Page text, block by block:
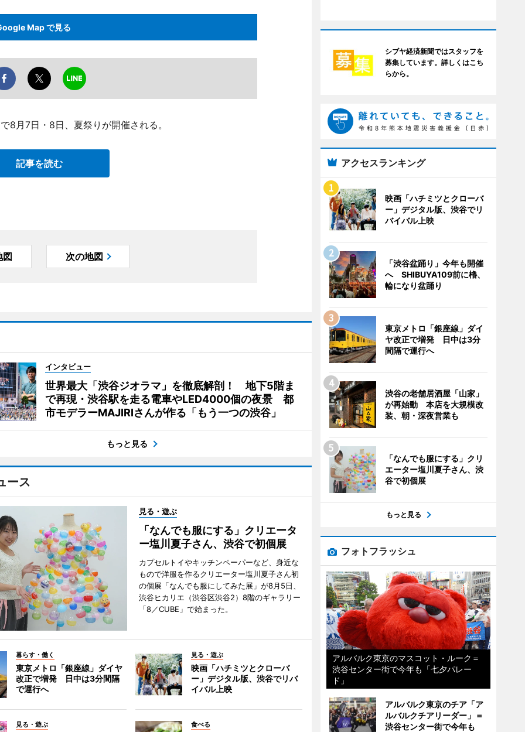
Map で見る
8月7日・8日、夏祭りが開催される。
記事を読む
図 次の地図
インタビュー
世界最大「渋谷ジオラマ」を徹底解剖！ 地下5階ま
で再現・渋谷駅を走る電車やLED4000個の夜景 都
市モデラーMAJIRIさんが作る「もう一つの渋谷」
もっと見る
ース
見る・遊ぶ
「なんでも服にする」クリエータ
ー塩川夏子さん、渋谷で初個展
カプセルトイやキッチンペーパーなど、身近な
もので洋服を作るクリエーター塩川夏子さん初
の個展「なんでも服にしてみた展」が8月5日、
渋谷ヒカリエ（渋谷区渋谷2）8階のギャラリー
「8／CUBE」で始まった。
暮らす・働く
東京メトロ「銀座線」ダイヤ
改正で増発 日中は3分間隔
で運行へ
見る・遊ぶ
映画「ハチミツとクローバ
ー」デジタル版、渋谷でリバ
イバル上映
見る・遊ぶ 食べる
シブヤ経済新聞ではスタッフを
募集しています。詳しくはこち
らから。
アクセスランキング
映画「ハチミツとクローバ
ー」デジタル版、渋谷でリ
バイバル上映
「渋谷盆踊り」今年も開催
へ SHIBUYA109前に櫓、
輪になり盆踊り
東京メトロ「銀座線」ダイ
ヤ改正で増発 日中は3分
間隔で運行へ
渋谷の老舗居酒屋「山家」
が再始動 本店を大規模改
装、朝・深夜営業も
「なんでも服にする」クリ
エーター塩川夏子さん、渋
谷で初個展
もっと見る
フォトフラッシュ
アルバルク東京のマスコット・ルーク＝
渋谷センター街で今年も「七夕パレー
ド」
アルバルク東京のチア「ア
ルバルクチアリーダー」＝
渋谷センター街で今年も